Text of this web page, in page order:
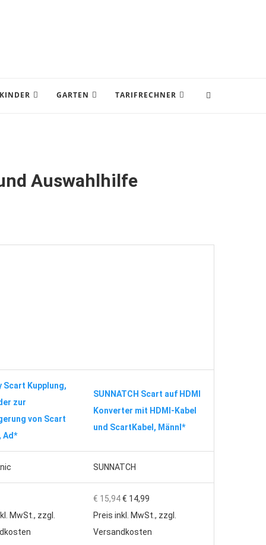
KINDER GARTEN TARIFRECHNER
Auswahlhilfe
Scart Kupplung,
zur
von Scart
Ad*
SUNNATCH Scart auf HDMI
Konverter mit HDMI-Kabel
und ScartKabel, Männl*
SUNNATCH
MwSt., zzgl.
€ 15,94€ 14,99
Preis inkl. MwSt., zzgl.
Versandkosten